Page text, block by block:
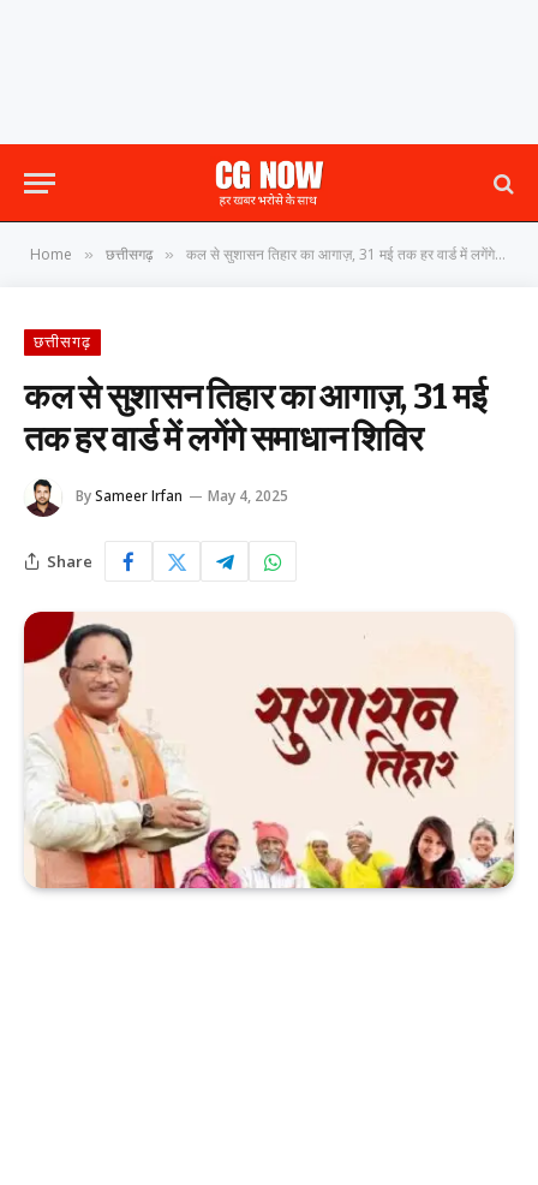
Home » छत्तीसगढ़ » कल से सुशासन तिहार का आगाज़, 31 मई तक हर वार्ड में लगेंगे समाधान शिविर
छत्तीसगढ़
कल से सुशासन तिहार का आगाज़, 31 मई
तक हर वार्ड में लगेंगे समाधान शिविर
BySameer Irfan May 4, 2025
Share